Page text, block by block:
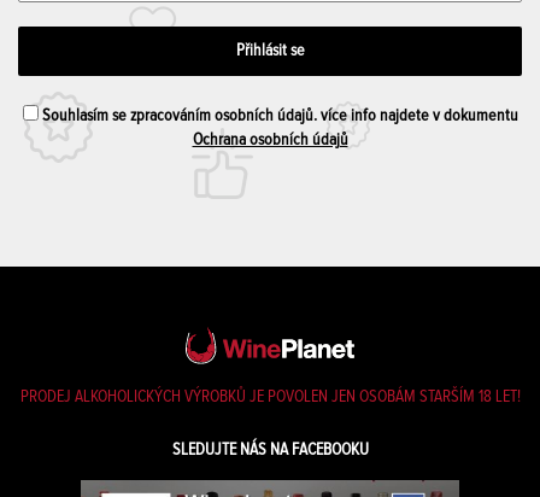
Souhlasím se zpracováním osobních údajů. více info najdete v dokumentu
Ochrana osobních údajů
PRODEJ ALKOHOLICKÝCH VÝROBKŮ JE POVOLEN JEN OSOBÁM STARŠÍM 18 LET!
SLEDUJTE NÁS NA FACEBOOKU